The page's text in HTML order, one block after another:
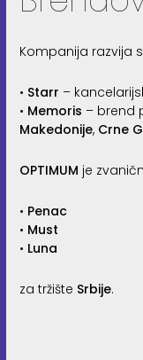
Kompanija razvija
• Starr –
• Memoris – brend
Makedonije, Crne
OPTIMUM je
• Penac
• Must
• Luna
za tržište Srbije.